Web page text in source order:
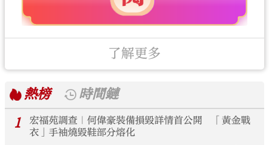
了解更多
熱榜
時間鏈
1
宏福苑調查｜何偉豪裝備損毀詳情首公開 「黃金戰
衣」手袖燒毀鞋部分熔化